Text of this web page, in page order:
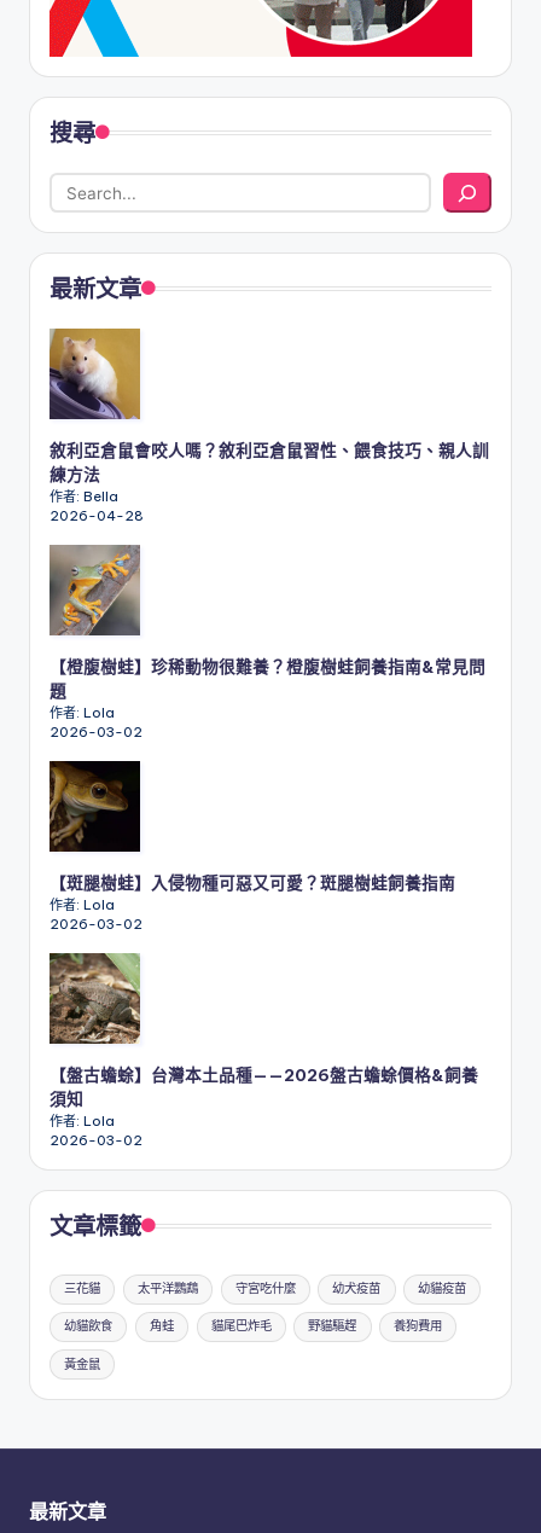
搜尋
最新文章
敘利亞倉鼠會咬人嗎？敘利亞倉鼠習性、餵食技巧、親人訓
練方法
作者: Bella
2026-04-28
【橙腹樹蛙】珍稀動物很難養？橙腹樹蛙飼養指南&常見問
題
作者: Lola
2026-03-02
【斑腿樹蛙】入侵物種可惡又可愛？斑腿樹蛙飼養指南
作者: Lola
2026-03-02
【盤古蟾蜍】台灣本土品種——2026盤古蟾蜍價格&飼養
須知
作者: Lola
2026-03-02
文章標籤
三花貓 太平洋鸚鵡 守宮吃什麼 幼犬疫苗 幼貓疫苗
幼貓飲食 角蛙 貓尾巴炸毛 野貓驅趕 養狗費用
黃金鼠
最新文章